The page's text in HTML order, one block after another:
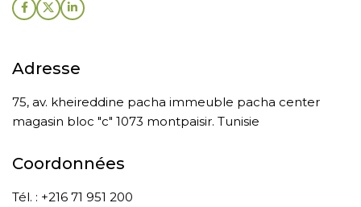
Adresse
75, av. kheireddine pacha immeuble pacha center
magasin bloc "c" 1073 montpaisir. Tunisie
Coordonnées
Tél. : +216 71 951 200